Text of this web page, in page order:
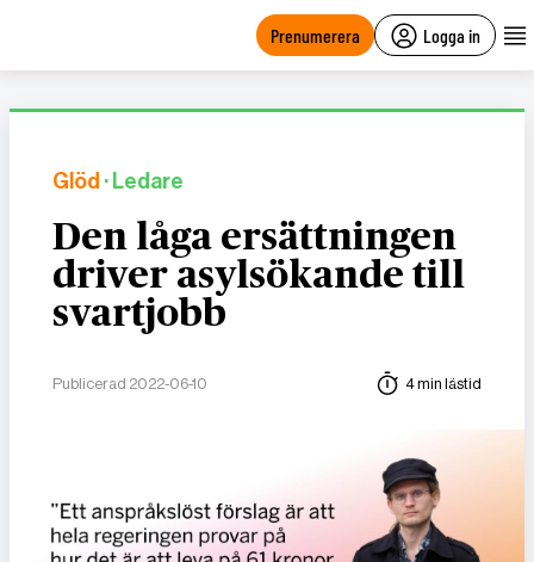
Prenumerera Logga in
Glöd · Ledare
Den låga ersättningen
driver asylsökande till
svartjobb
Publicerad 2022-06-10 4 min lästid